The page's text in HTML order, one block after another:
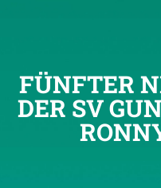
FÜNFTER
DER SV